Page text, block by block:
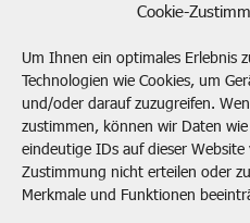
Cookie-
Um Ihnen ein optimales Erlebnis
Technologien wie Cookies, um
und/oder darauf zuzugreifen.
zustimmen, können wir Daten
eindeutige IDs auf dieser
Zustimmung nicht erteilen oder
Merkmale und Funktionen
Kontaktieren Sie
post@btp.de
02104
Bode, Timm & Partner GmbH